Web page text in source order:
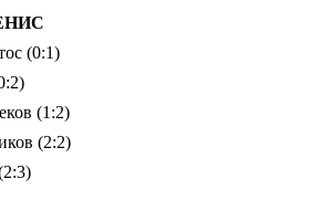
(0:1)
(1:2)
(2:2)